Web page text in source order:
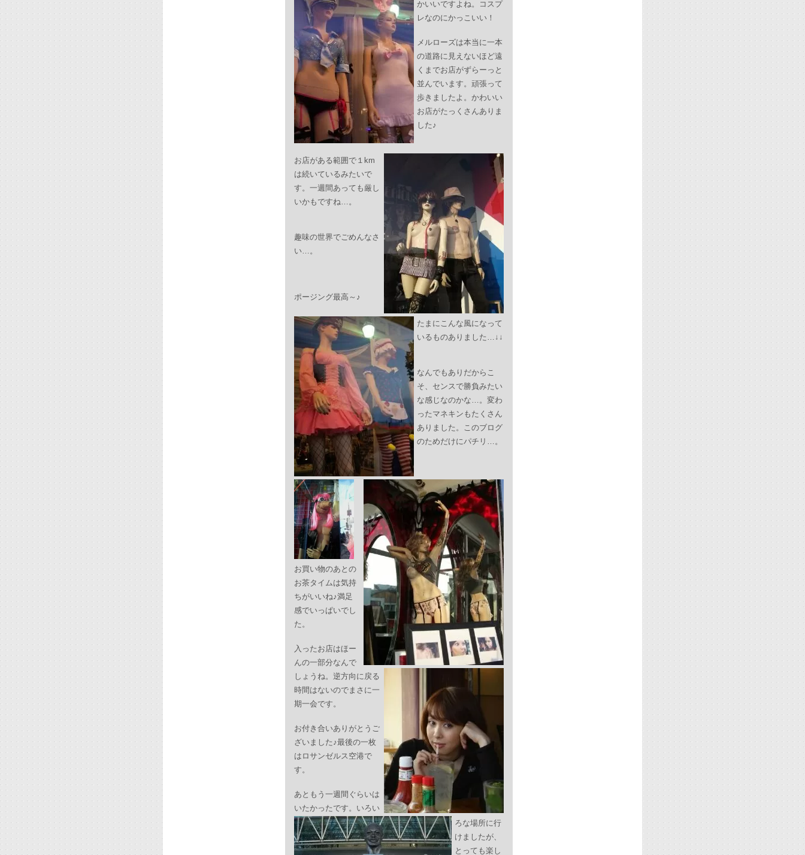
かいいですよね。コスプ
レなのにかっこいい！
メルローズは本当に一本
の道路に見えないほど遠
くまでお店がずらーっと
並んでいます。頑張って
歩きましたよ。かわいい
お店がたっくさんありま
した♪
お店がある範囲で１km
は続いているみたいで
す。一週間あっても厳し
いかもですね…。
趣味の世界でごめんなさ
い…。
ポージング最高～♪
たまにこんな風になって
いるものありました…↓↓
なんでもありだからこ
そ、センスで勝負みたい
な感じなのかな…。変わ
ったマネキンもたくさん
ありました。このブログ
のためだけにパチリ…。
お買い物のあとの
お茶タイムは気持
ちがいいね♪満足
感でいっぱいでし
た。
入ったお店はほー
んの一部分なんで
しょうね。逆方向に戻る
時間はないのでまさに一
期一会です。
お付き合いありがとうご
ざいました♪最後の一枚
はロサンゼルス空港で
す。
あともう一週間ぐらいは
いたかったです。いろい
ろな場所に行
けましたが、
とっても楽し